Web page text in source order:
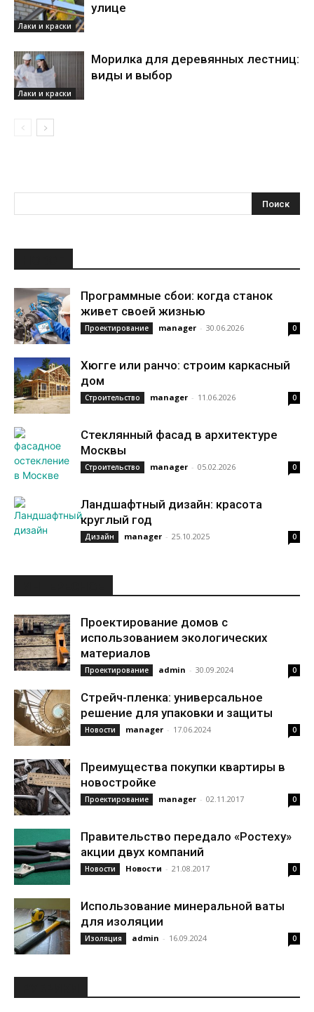
Лаки и краски
улице
Лаки и краски
Морилка для деревянных лестниц:
виды и выбор
Программные сбои: когда станок
живет своей жизнью
Проектирование manager - 30.06.2026 0
Хюгге или ранчо: строим каркасный
дом
Строительство manager - 11.06.2026 0
Стеклянный фасад в архитектуре
Москвы
Строительство manager - 05.02.2026 0
Ландшафтный дизайн: красота
круглый год
Дизайн manager - 25.10.2025 0
Проектирование домов с
использованием экологических
материалов
Проектирование admin - 30.09.2024 0
Стрейч-пленка: универсальное
решение для упаковки и защиты
Новости manager - 17.06.2024 0
Преимущества покупки квартиры в
новостройке
Проектирование manager - 02.11.2017 0
Правительство передало «Ростеху»
акции двух компаний
Новости Новости - 21.08.2017 0
Использование минеральной ваты
для изоляции
Изоляция admin - 16.09.2024 0